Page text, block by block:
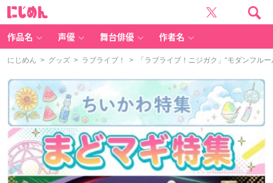
作品名 声優 舞台俳優 作者名
にじめん > グッズ > ラブライブ！ > 「ラブライブ！ニジガク」“モダンフル